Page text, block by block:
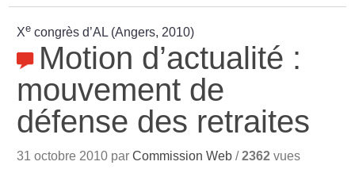
Xe congrès d’AL (Angers, 2010)
Motion d’actualité :
mouvement de
défense des retraites
31 octobre 2010 parCommission Web /2362 vues